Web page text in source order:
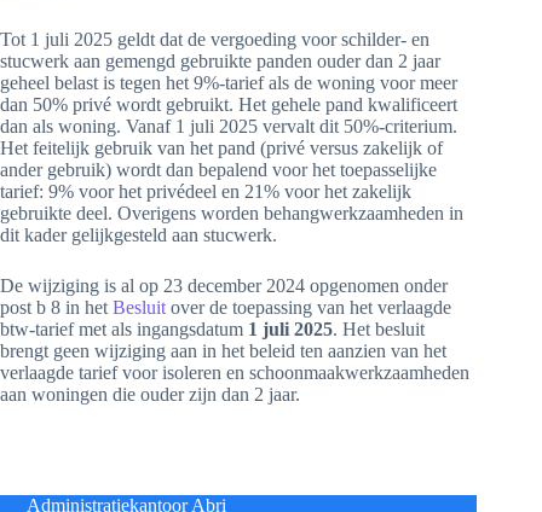
Tot 1 juli 2025 geldt dat de vergoeding voor schilder- en
stucwerk aan gemengd gebruikte panden ouder dan 2 jaar
geheel belast is tegen het 9%-tarief als de woning voor meer
dan 50% privé wordt gebruikt. Het gehele pand kwalificeert
dan als woning. Vanaf 1 juli 2025 vervalt dit 50%-criterium.
Het feitelijk gebruik van het pand (privé versus zakelijk of
ander gebruik) wordt dan bepalend voor het toepasselijke
tarief: 9% voor het privédeel en 21% voor het zakelijk
gebruikte deel. Overigens worden behangwerkzaamheden in
dit kader gelijkgesteld aan stucwerk.
De wijziging is al op 23 december 2024 opgenomen onder
post b 8 in het Besluit over de toepassing van het verlaagde
btw-tarief met als ingangsdatum 1 juli 2025. Het besluit
brengt geen wijziging aan in het beleid ten aanzien van het
verlaagde tarief voor isoleren en schoonmaakwerkzaamheden
aan woningen die ouder zijn dan 2 jaar.
Administratiekantoor Abri